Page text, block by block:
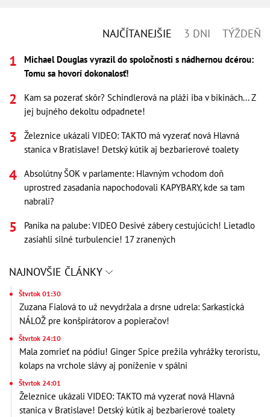
NAJČÍTANEJŠIE 3 DNI TÝŽDEŇ
Michael Douglas vyrazil do spoločnosti s nádhernou dcérou:
Tomu sa hovorí dokonalosť!
Kam sa pozerať skôr? Schindlerová na pláži iba v bikinách... Z
jej bujného dekoltu odpadnete!
Železnice ukázali VIDEO: TAKTO má vyzerať nová Hlavná
stanica v Bratislave! Detský kútik aj bezbarierové toalety
Absolútny ŠOK v parlamente: Hlavným vchodom doň
uprostred zasadania napochodovali KAPYBARY, kde sa tam
nabrali?
Panika na palube: VIDEO Desivé zábery cestujúcich! Lietadlo
zasiahli silné turbulencie! 17 zranených
NAJNOVŠIE ČLÁNKY
Štvrtok 01:30
Zuzana Fialová to už nevydržala a drsne udrela: Sarkastická
NÁLOŽ pre konšpirátorov a popieračov!
Štvrtok 24:10
Mala zomrieť na pódiu! Ginger Spice prežila vyhrážky teroristu,
kolaps na vrchole slávy aj poníženie v spálni
Štvrtok 24:01
Železnice ukázali VIDEO: TAKTO má vyzerať nová Hlavná
stanica v Bratislave! Detský kútik aj bezbarierové toalety